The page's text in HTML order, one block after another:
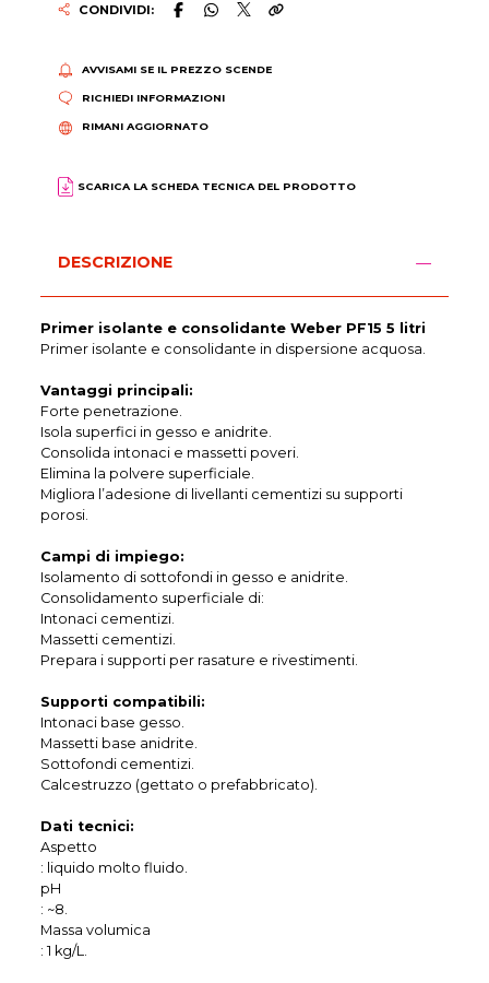
CONDIVIDI:
AVVISAMI SE IL PREZZO SCENDE
RICHIEDI INFORMAZIONI
RIMANI AGGIORNATO
SCARICA LA SCHEDA TECNICA DEL PRODOTTO
DESCRIZIONE
Primer isolante e consolidante Weber PF15 5 litri
Primer isolante e consolidante in dispersione acquosa.
Vantaggi principali:
Forte penetrazione.
Isola superfici in gesso e anidrite.
Consolida intonaci e massetti poveri.
Elimina la polvere superficiale.
Migliora l’adesione di livellanti cementizi su supporti
porosi.
Campi di impiego:
Isolamento di sottofondi in gesso e anidrite.
Consolidamento superficiale di:
Intonaci cementizi.
Massetti cementizi.
Prepara i supporti per rasature e rivestimenti.
Supporti compatibili:
Intonaci base gesso.
Massetti base anidrite.
Sottofondi cementizi.
Calcestruzzo (gettato o prefabbricato).
Dati tecnici:
Aspetto
: liquido molto fluido.
pH
: ~8.
Massa volumica
: 1 kg/L.